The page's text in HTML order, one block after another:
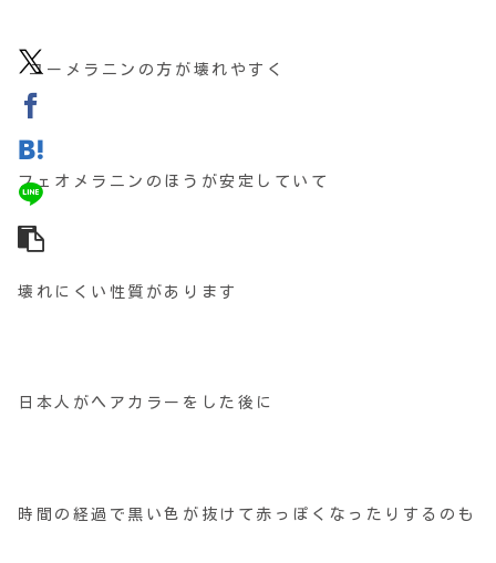
ユーメラニンの方が壊れやすく
フェオメラニンのほうが安定していて
壊れにくい性質があります
日本人がヘアカラーをした後に
時間の経過で黒い色が抜けて赤っぽくなったりするのも